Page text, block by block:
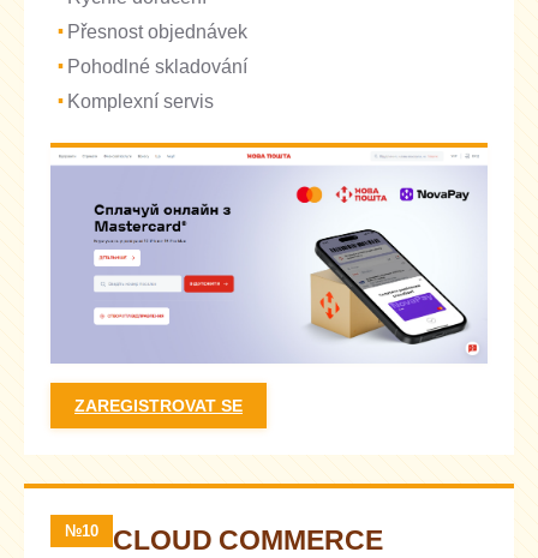
Přesnost objednávek
Pohodlné skladování
Komplexní servis
ZAREGISTROVAT SE
№10 CLOUD COMMERCE